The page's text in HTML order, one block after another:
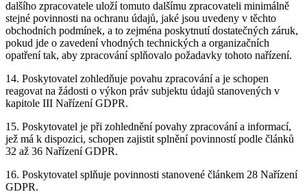
dalšího zpracovatele uloží tomuto dalšímu zpracovateli minimálně
stejné povinnosti na ochranu údajů, jaké jsou uvedeny v těchto
obchodních podmínek, a to zejména poskytnutí dostatečných záruk,
pokud jde o zavedení vhodných technických a organizačních
opatření tak, aby zpracování splňovalo požadavky tohoto nařízení.
14. Poskytovatel zohledňuje povahu zpracování a je schopen
reagovat na žádosti o výkon práv subjektu údajů stanovených v
kapitole III Nařízení GDPR.
15. Poskytovatel je při zohlednění povahy zpracování a informací,
jež má k dispozici, schopen zajistit splnění povinností podle článků
32 až 36 Nařízení GDPR.
16. Poskytovatel splňuje povinnosti stanovené článkem 28 Nařízení
GDPR.